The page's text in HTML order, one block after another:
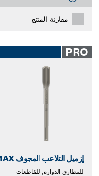
مقارنة المنتج
PRO
إزميل التلاعب المجوف PRO SDS MAX
للمطارق الدوارة, للقاطعات